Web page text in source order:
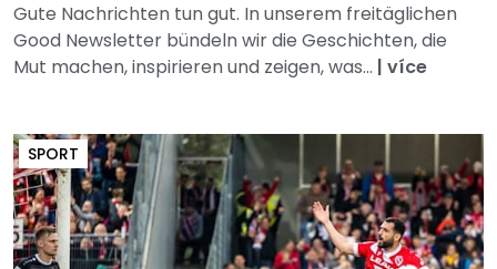
Gute Nachrichten tun gut. In unserem freitäglichen
Good Newsletter bündeln wir die Geschichten, die
Mut machen, inspirieren und zeigen, was... | více
SPORT